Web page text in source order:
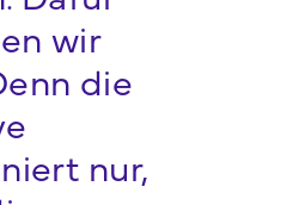
wir
die
nur,